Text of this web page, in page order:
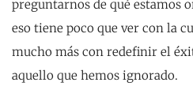
preguntarnos de qué estamos
eso tiene poco que ver con la
mucho más con redefinir el
aquello que hemos ignorado.